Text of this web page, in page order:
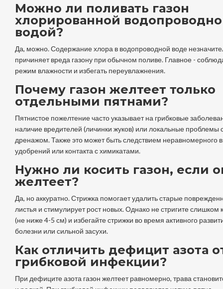
Можно ли поливать газон
хлорированной
водой?
Да, можно. Содержание хлора в водопроводной воде
причиняет вреда газону при обычном поливе. Главное -
режим влажности и избегать переувлажнения.
Почему газон желтеет только
отдельными пятнами?
Пятнистое пожелтение часто указывает на грибковые
наличие вредителей (личинки жуков) или локальные проблемы
дренажом. Также это может быть следствием неравномерного
удобрений или контакта с химикатами.
Нужно ли косить газон, если
желтеет?
Да, но аккуратно. Стрижка помогает удалить старые
листья и стимулирует рост новых. Однако не стригите слишком
(не ниже 4-5 см) и избегайте стрижки во время активного
болезни или сильной засухи.
Как отличить дефицит азота
грибковой инфекции?
При дефиците азота газон желтеет равномерно, трава